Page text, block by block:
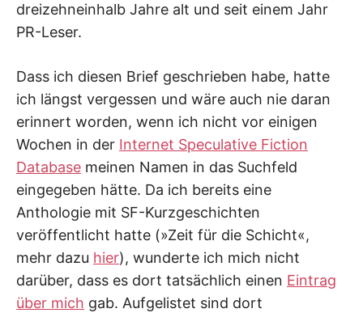
dreizehneinhalb Jahre alt und seit einem Jahr
PR-Leser.
Dass ich diesen Brief geschrieben habe, hatte
ich längst vergessen und wäre auch nie daran
erinnert worden, wenn ich nicht vor einigen
Wochen in der Internet Speculative Fiction
Database meinen Namen in das Suchfeld
eingegeben hätte. Da ich bereits eine
Anthologie mit SF-Kurzgeschichten
veröffentlicht hatte (»Zeit für die Schicht«,
mehr dazu hier), wunderte ich mich nicht
darüber, dass es dort tatsächlich einen Eintrag
über mich gab. Aufgelistet sind dort